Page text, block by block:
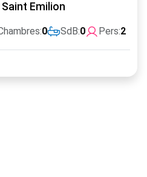
Emilion
0 SdB:0 Pers:2